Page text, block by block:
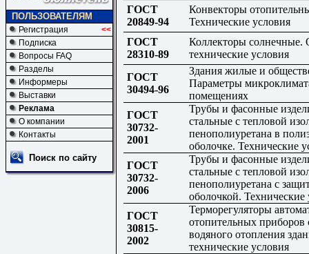
ПОЛЬЗОВАТЕЛЯМ
Регистрация
<<
Подписка
Вопросы FAQ
Разделы
Информеры
Выставки
Реклама
О компании
Контакты
Поиск по сайту
ГОСТ
20849-94
Конвекторы
Технические условия
ГОСТ
28310-89
Коллекторы солнечные.
технические условия
ГОСТ
30494-96
Здания жилые и
Параметры
помещениях
ГОСТ
30732-
2001
Трубы и фасонные
стальные с тепловой
пенополиуретана в
оболочке. Технические
ГОСТ
30732-
2006
Трубы и фасонные
стальные с тепловой
пенополиуретана с
оболочкой. Технические
ГОСТ
30815-
2002
Терморегуляторы
отопительных приборов
водяного отопления
технические условия